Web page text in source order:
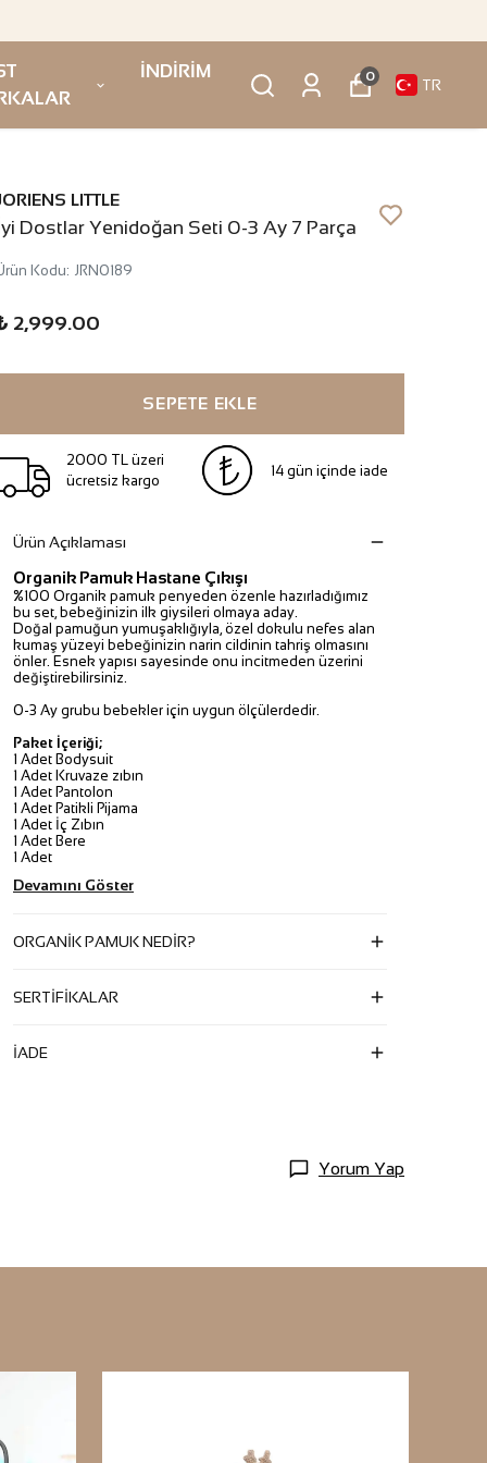
İNDİRİM 0 TR
LITTLE
Dostlar Yenidoğan Seti 0-3 Ay 7 Parça
Kodu: JRN0189
2,999.00
SEPETE EKLE
2000 TL üzeri
ücretsiz kargo
14 gün içinde iade
Ürün Açıklaması
Organik Pamuk Hastane Çıkışı
%100 Organik pamuk penyeden özenle hazırladığımız
bu set, bebeğinizin ilk giysileri olmaya aday.
Doğal pamuğun yumuşaklığıyla, özel dokulu nefes alan
kumaş yüzeyi bebeğinizin narin cildinin tahriş olmasını
önler. Esnek yapısı sayesinde onu incitmeden üzerini
değiştirebilirsiniz.
0-3 Ay grubu bebekler için uygun ölçülerdedir.
Paket İçeriği;
1 Adet Bodysuit
1 Adet Kruvaze zıbın
1 Adet Pantolon
1 Adet Patikli Pijama
1 Adet İç Zıbın
1 Adet Bere
1 Adet
Devamını Göster
ORGANİK PAMUK NEDİR?
SERTİFİKALAR
İADE
Yorum Yap